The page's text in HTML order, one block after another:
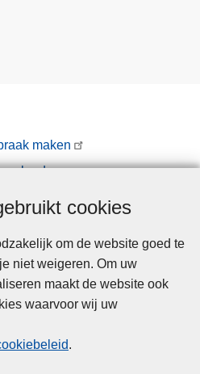
cookies
om de website goed te
niet weigeren. Om uw
maakt de website ook
waarvoor wij uw
.
maken
Pers